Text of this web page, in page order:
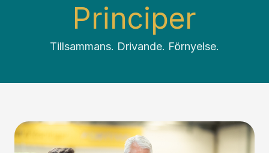
Principer
Tillsammans. Drivande. Förnyelse.